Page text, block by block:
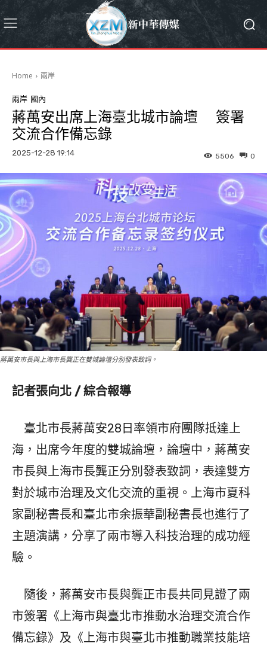
Home 兩岸
兩岸 國內
蔣萬安出席上海臺北城市論壇 簽署
交流合作備忘錄
2025-12-28 19:14 0
5506
蔣萬安市長與上海市長龔正在雙城論壇分別發表致詞。
記者張向北 / 綜合報導
臺北市長蔣萬安28日率領市府團隊抵達上
海，出席今年度的雙城論壇，論壇中，蔣萬安
市長與上海市長龔正分別發表致詞，表達雙方
對於城市治理及文化交流的重視。上海市夏科
家副秘書長和臺北市余振華副秘書長也進行了
主題演講，分享了兩市導入科技治理的成功經
驗。
隨後，蔣萬安市長與龔正市長共同見證了兩
市簽署《上海市與臺北市推動水治理交流合作
備忘錄》及《上海市與臺北市推動職業技能培